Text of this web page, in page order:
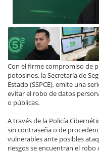
Con el firme compromiso de
potosinos, la Secretaría de
Estado (SSPCE), emite una
evitar el robo de datos
o públicas.
A través de la Policía
sin contraseña o de
vulnerables ante posibles
riesgos se encuentran el